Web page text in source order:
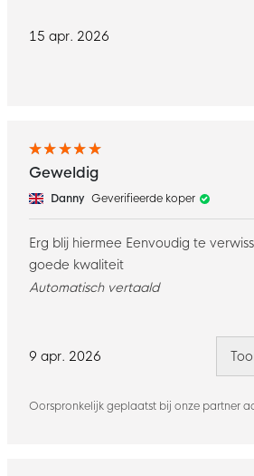
15 apr. 2026
9 apr. 2026
Oorspronkelijk geplaatst bij onze partner
Geweldig
Danny Geverifieerde koper
Erg blij hiermee Eenvoudig te
goede kwaliteit
Automatisch vertaald